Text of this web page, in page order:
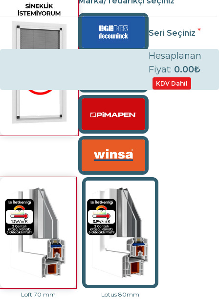
Seri Seçiniz
Loft 70 mm Lotus 80mm
Hesaplanan
Fiyat: 0.00₺